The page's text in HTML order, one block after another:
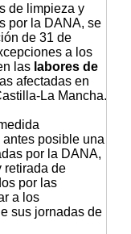
de limpieza y
por la DANA, se
de 31 de
a los
las labores de
afectadas en
La Mancha.
posible una
por la DANA,
retirada de
por las
a los
sus jornadas de